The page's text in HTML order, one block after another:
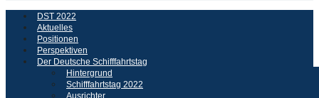
DST 2022
Aktuelles
Positionen
Perspektiven
Der Deutsche Schifffahrtstag
Hintergrund
Schifffahrtstag 2022
Ausrichter